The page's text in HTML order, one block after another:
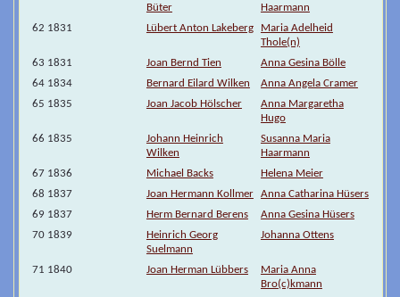
Büter
Haarmann
62 1831
Lübert Anton Lakeberg
Maria Adelheid
Thole(n)
63 1831
Joan Bernd Tien
Anna Gesina Bölle
64 1834
Bernard Eilard Wilken
Anna Angela Cramer
65 1835
Joan Jacob Hölscher
Anna Margaretha
Hugo
66 1835
Johann Heinrich
Wilken
Susanna Maria
Haarmann
67 1836
Michael Backs
Helena Meier
68 1837
Joan Hermann Kollmer
Anna Catharina Hüsers
69 1837
Herm Bernard Berens
Anna Gesina Hüsers
70 1839
Heinrich Georg
Suelmann
Johanna Ottens
71 1840 Joan Herman Lübbers
Maria Anna
Bro(c)kmann